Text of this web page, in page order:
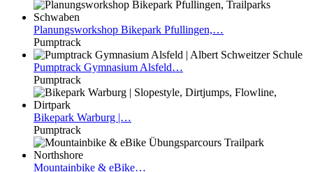
Planungsworkshop Bikepark Pfullingen,…
Pumptrack
Pumptrack Gymnasium Alsfeld…
Pumptrack
Bikepark Warburg |…
Pumptrack
Mountainbike & eBike…